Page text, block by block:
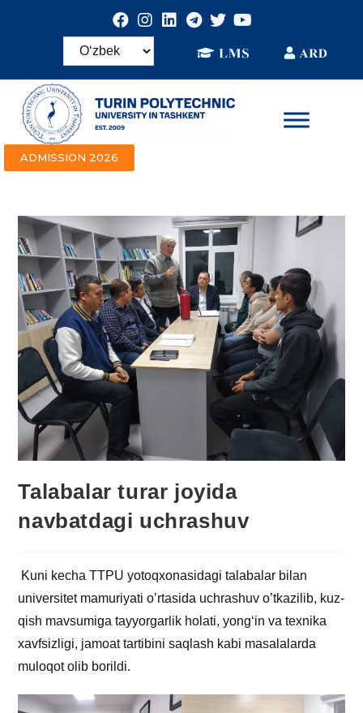
ADMISSION 2026
Talabalar turar joyida
navbatdagi uchrashuv
Kuni kecha TTPU yotoqxonasidagi talabalar bilan
universitet mamuriyati o’rtasida uchrashuv o’tkazilib, kuz-
qish mavsumiga tayyorgarlik holati, yongʻin va texnika
xavfsizligi, jamoat tartibini saqlash kabi masalalarda
muloqot olib borildi.